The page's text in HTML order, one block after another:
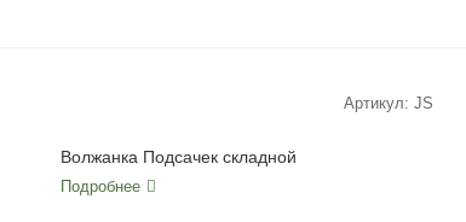
Артикул: JS
Волжанка Подсачек складной
Подробнее